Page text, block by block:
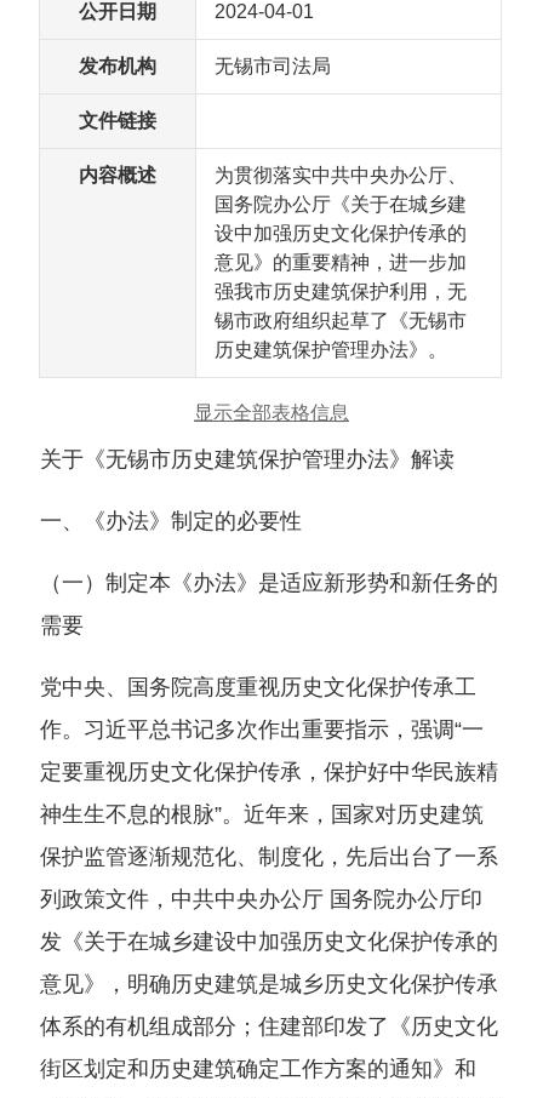
公开日期 2024-04-01
发布机构 无锡市司法局
文件链接
内容概述
为贯彻落实中共中央办公厅、
国务院办公厅《关于在城乡建
设中加强历史文化保护传承的
意见》的重要精神，进一步加
强我市历史建筑保护利用，无
锡市政府组织起草了《无锡市
历史建筑保护管理办法》。
显示全部表格信息
关于《无锡市历史建筑保护管理办法》解读
一、《办法》制定的必要性
（一）制定本《办法》是适应新形势和新任务的
需要
党中央、国务院高度重视历史文化保护传承工
作。习近平总书记多次作出重要指示，强调“一
定要重视历史文化保护传承，保护好中华民族精
神生生不息的根脉”。近年来，国家对历史建筑
保护监管逐渐规范化、制度化，先后出台了一系
列政策文件，中共中央办公厅 国务院办公厅印
发《关于在城乡建设中加强历史文化保护传承的
意见》，明确历史建筑是城乡历史文化保护传承
体系的有机组成部分；住建部印发了《历史文化
街区划定和历史建筑确定工作方案的通知》和